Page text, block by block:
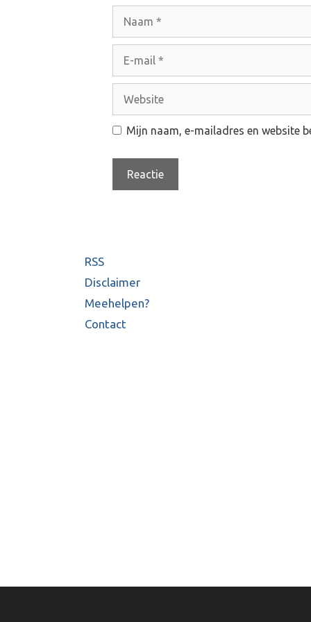
a
m
i
l
b
i
e
Mijn naam, e-mailadres en website
RSS
Disclaimer
Meehelpen?
Contact